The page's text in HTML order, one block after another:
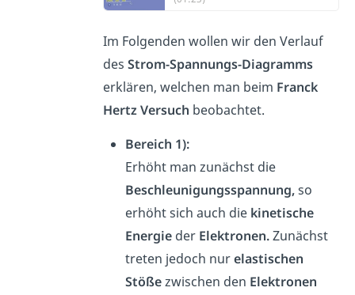
Im Folgenden wollen wir den Verlauf
desStrom-Spannungs-Diagramms
erklären, welchen man beim Franck
Hertz Versuch beobachtet.
Bereich 1):
Erhöht man zunächst die
Beschleunigungsspannung,so
erhöht sich auch die kinetische
Energie der Elektronen.Zunächst
treten jedoch nurelastischen
Stößezwischen den Elektronen